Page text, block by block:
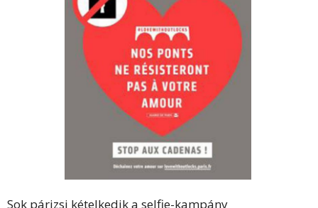
Sok párizsi kételkedik a selfie-kampány